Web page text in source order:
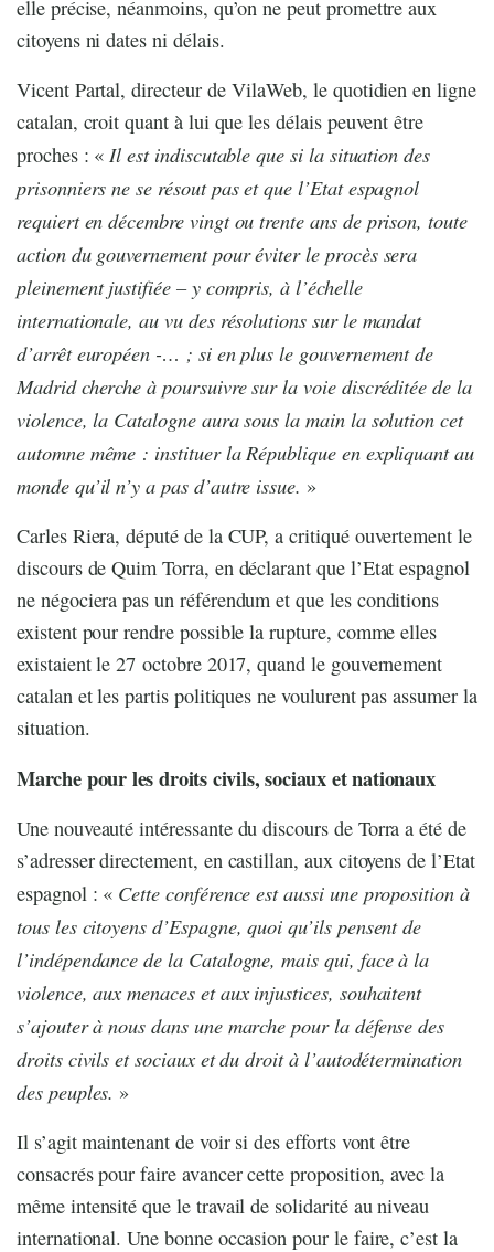
elle précise, néanmoins, qu’on ne peut promettre aux
citoyens ni dates ni délais.
Vicent Partal, directeur de VilaWeb, le quotidien en ligne
catalan, croit quant à lui que les délais peuvent être
proches : « Il est indiscutable que si la situation des
prisonniers ne se résout pas et que l’Etat espagnol
requiert en décembre vingt ou trente ans de prison, toute
action du gouvernement pour éviter le procès sera
pleinement justifiée – y compris, à l’échelle
internationale, au vu des résolutions sur le mandat
d’arrêt européen -… ; si en plus le gouvernement de
Madrid cherche à poursuivre sur la voie discréditée de la
violence, la Catalogne aura sous la main la solution cet
automne même : instituer la République en expliquant au
monde qu’il n’y a pas d’autre issue. »
Carles Riera, député de la CUP, a critiqué ouvertement le
discours de Quim Torra, en déclarant que l’Etat espagnol
ne négociera pas un référendum et que les conditions
existent pour rendre possible la rupture, comme elles
existaient le 27 octobre 2017, quand le gouvernement
catalan et les partis politiques ne voulurent pas assumer la
situation.
Marche pour les droits civils, sociaux et nationaux
Une nouveauté intéressante du discours de Torra a été de
s’adresser directement, en castillan, aux citoyens de l’Etat
espagnol : « Cette conférence est aussi une proposition à
tous les citoyens d’Espagne, quoi qu’ils pensent de
l’indépendance de la Catalogne, mais qui, face à la
violence, aux menaces et aux injustices, souhaitent
s’ajouter à nous dans une marche pour la défense des
droits civils et sociaux et du droit à l’autodétermination
des peuples. »
Il s’agit maintenant de voir si des efforts vont être
consacrés pour faire avancer cette proposition, avec la
même intensité que le travail de solidarité au niveau
international. Une bonne occasion pour le faire, c’est la